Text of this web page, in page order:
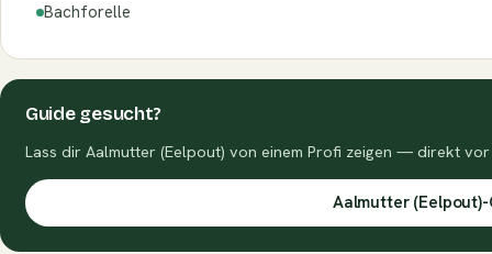
Bachforelle
Guide gesucht?
Lass dir Aalmutter (Eelpout) von einem Profi zeigen — direkt
Aalmutter